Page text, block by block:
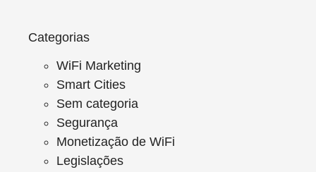
Categorias
WiFi Marketing
Smart Cities
Sem categoria
Segurança
Monetização de WiFi
Legislações